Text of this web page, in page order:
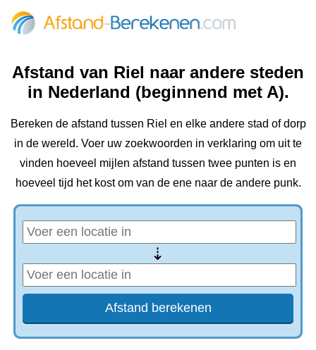
Afstand van Riel naar andere steden
in Nederland (beginnend met A).
Bereken de afstand tussen Riel en elke andere stad of dorp
in de wereld. Voer uw zoekwoorden in verklaring om uit te
vinden hoeveel mijlen afstand tussen twee punten is en
hoeveel tijd het kost om van de ene naar de andere punk.
⇢